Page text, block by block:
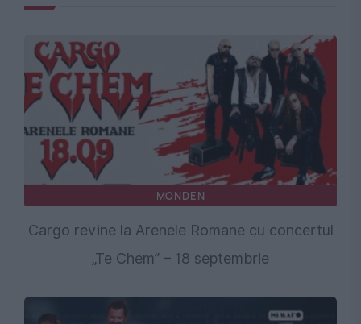
MONDEN
Cargo revine la Arenele Romane cu concertul
„Te Chem” – 18 septembrie